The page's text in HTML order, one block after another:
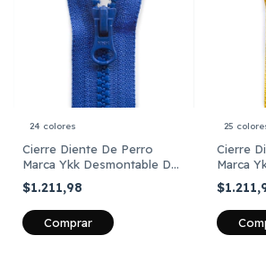
24 colores
Cierre Diente De Perro
Marca Ykk Desmontable De
25 Cm X Unid
$1.211,98
Comprar
25
Cierre
Marca
30 Cm X